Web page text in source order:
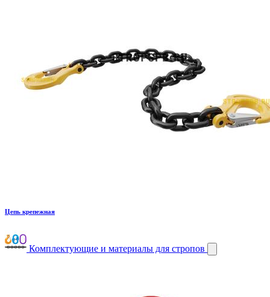
Цепь крепежная
Комплектующие и материалы для стропов